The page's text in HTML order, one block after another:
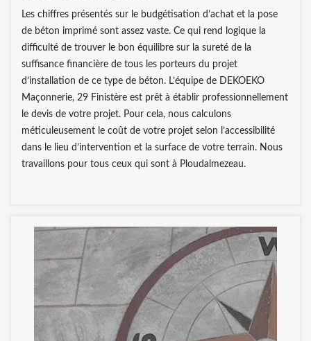
Les chiffres présentés sur le budgétisation d’achat et la pose
de béton imprimé sont assez vaste. Ce qui rend logique la
difficulté de trouver le bon équilibre sur la sureté de la
suffisance financière de tous les porteurs du projet
d’installation de ce type de béton. L’équipe de DEKOEKO
Maçonnerie, 29 Finistère est prêt à établir professionnellement
le devis de votre projet. Pour cela, nous calculons
méticuleusement le coût de votre projet selon l’accessibilité
dans le lieu d’intervention et la surface de votre terrain. Nous
travaillons pour tous ceux qui sont à Ploudalmezeau.